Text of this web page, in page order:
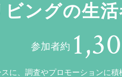
ビングの生
参加者約
に、調査やプロモーションに